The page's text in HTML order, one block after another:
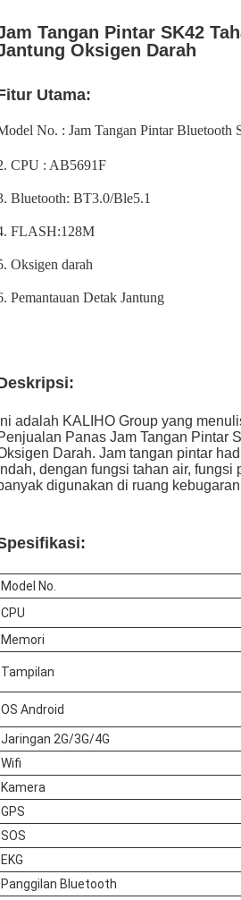
Tangan Pintar SK42
Oksigen Darah
Utama:
No. : Jam Tangan Pintar Bluetooth
CPU : AB5691F
Bluetooth: BT3.0/Ble5.1
FLASH:128M
Oksigen darah
Pemantauan Detak Jantung
adalah KALIHO Group yang
Panas Jam Tangan Pintar
Darah. Jam tangan pintar
dengan fungsi tahan air, fungsi
digunakan di ruang
Model No.
CPU
Memori
Tampilan
OS Android
Jaringan 2G/3G/4G
Wifi
Kamera
GPS
SOS
EKG
Panggilan Bluetooth